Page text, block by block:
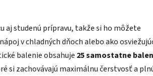
aj studenú prípravu, takže si ho môžete
v chladných dňoch alebo ako
balenie obsahuje 25 samostatne
si zachovávajú maximálnu čerstvosť a